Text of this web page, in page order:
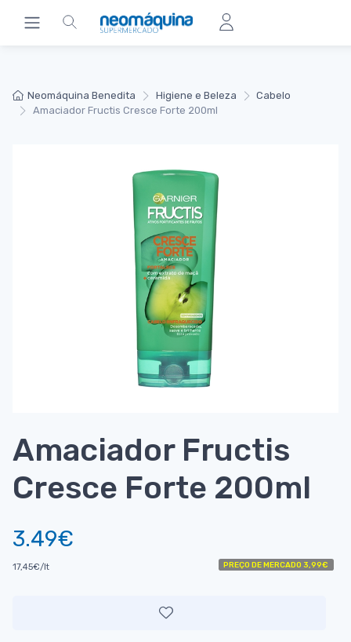
Neomáquina Benedita Higiene e Beleza
Cabelo
Amaciador Fructis Cresce Forte 200ml
Amaciador Fructis
Cresce Forte 200ml
3.49€
17,45€/lt PREÇO DE MERCADO 3,99€